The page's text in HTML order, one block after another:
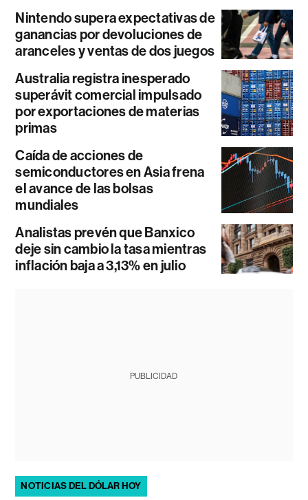
Nintendo supera expectativas de
ganancias por devoluciones de
aranceles y ventas de dos juegos
Australia registra inesperado
superávit comercial impulsado
por exportaciones de materias
primas
Caída de acciones de
semiconductores en Asia frena
el avance de las bolsas
mundiales
Analistas prevén que Banxico
deje sin cambio la tasa mientras
inflación baja a 3,13% en julio
PUBLICIDAD
NOTICIAS DEL DÓLAR HOY